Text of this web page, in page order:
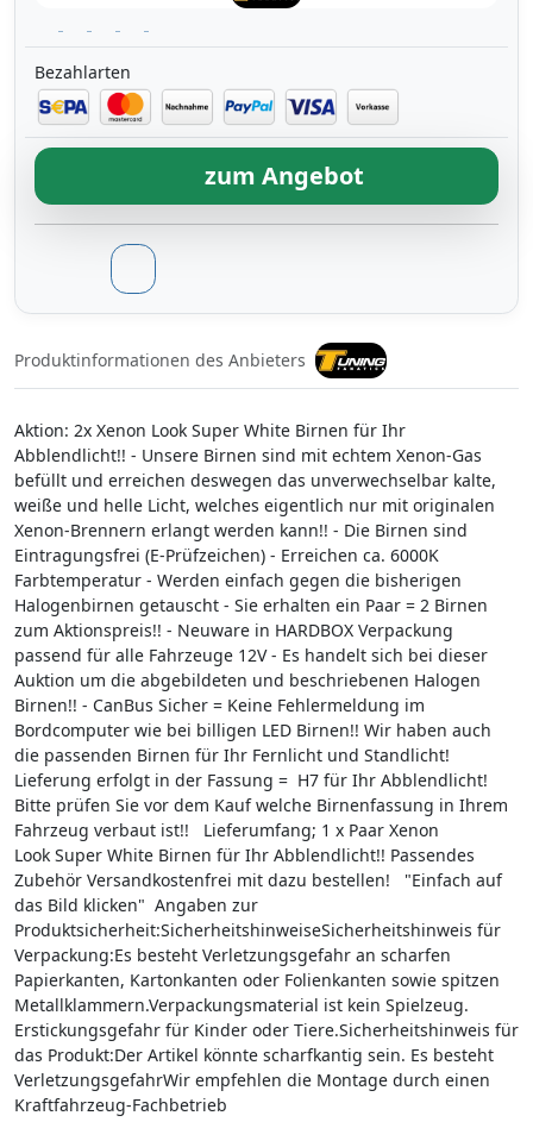
Bezahlarten
zum Angebot
Produktinformationen des Anbieters
Aktion: 2x Xenon Look Super White Birnen für Ihr
Abblendlicht!! - Unsere Birnen sind mit echtem Xenon-Gas
befüllt und erreichen deswegen das unverwechselbar kalte,
weiße und helle Licht, welches eigentlich nur mit originalen
Xenon-Brennern erlangt werden kann!! - Die Birnen sind
Eintragungsfrei (E-Prüfzeichen) - Erreichen ca. 6000K
Farbtemperatur - Werden einfach gegen die bisherigen
Halogenbirnen getauscht - Sie erhalten ein Paar = 2 Birnen
zum Aktionspreis!! - Neuware in HARDBOX Verpackung
passend für alle Fahrzeuge 12V - Es handelt sich bei dieser
Auktion um die abgebildeten und beschriebenen Halogen
Birnen!! - CanBus Sicher = Keine Fehlermeldung im
Bordcomputer wie bei billigen LED Birnen!! Wir haben auch
die passenden Birnen für Ihr Fernlicht und Standlicht!
Lieferung erfolgt in der Fassung = H7 für Ihr Abblendlicht!
Bitte prüfen Sie vor dem Kauf welche Birnenfassung in Ihrem
Fahrzeug verbaut ist!! Lieferumfang; 1 x Paar Xenon
Look Super White Birnen für Ihr Abblendlicht!! Passendes
Zubehör Versandkostenfrei mit dazu bestellen! "Einfach auf
das Bild klicken" Angaben zur
Produktsicherheit:SicherheitshinweiseSicherheitshinweis für
Verpackung:Es besteht Verletzungsgefahr an scharfen
Papierkanten, Kartonkanten oder Folienkanten sowie spitzen
Metallklammern.Verpackungsmaterial ist kein Spielzeug.
Erstickungsgefahr für Kinder oder Tiere.Sicherheitshinweis für
das Produkt:Der Artikel könnte scharfkantig sein. Es besteht
VerletzungsgefahrWir empfehlen die Montage durch einen
Kraftfahrzeug-Fachbetrieb